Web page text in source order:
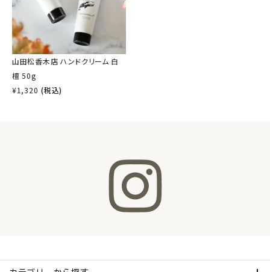
山田松香木店 ハンドクリーム 白
檀 50g
¥1,320 (税込)